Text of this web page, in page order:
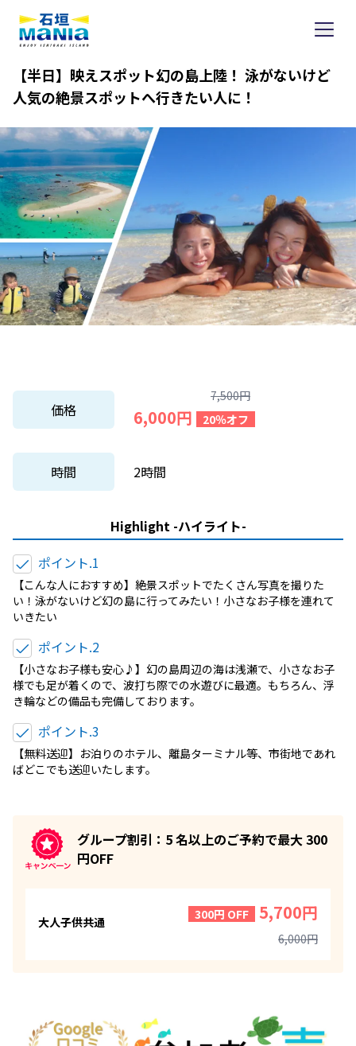
【半日】映えスポット幻の島上陸！ 泳がないけど
人気の絶景スポットへ行きたい人に！
価格
7,500円
6,000円 20％オフ
時間 2時間
Highlight -ハイライト-
ポイント.1
【こんな人におすすめ】絶景スポットでたくさん写真を撮りた
い！泳がないけど幻の島に行ってみたい！小さなお子様を連れて
いきたい
ポイント.2
【小さなお子様も安心♪】幻の島周辺の海は浅瀬で、小さなお子
様でも足が着くので、波打ち際での水遊びに最適。もちろん、浮
き輪などの備品も完備しております。
ポイント.3
【無料送迎】お泊りのホテル、離島ターミナル等、市街地であれ
ばどこでも送迎いたします。
グループ割引：5 名以上のご予約で最大 300
円OFF
大人子供共通 300円 OFF 5,700円
6,000円